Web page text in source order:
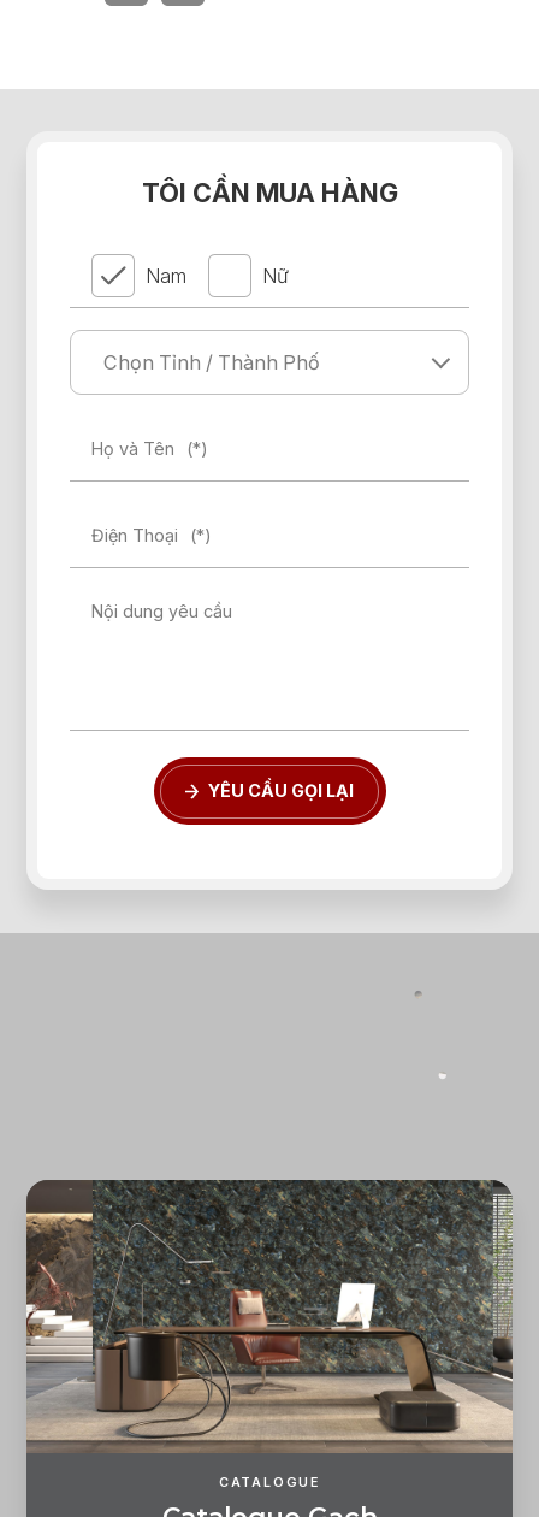
TÔI CẦN MUA HÀNG
Nam Nữ
Họ và Tên (*)
Điện Thoại (*)
Nội dung yêu cầu
YÊU CẦU GỌI LẠI
CATALOGUE
Quên mật khẩu?
ĐĂNG KÝ ĐĂNG NHẬP